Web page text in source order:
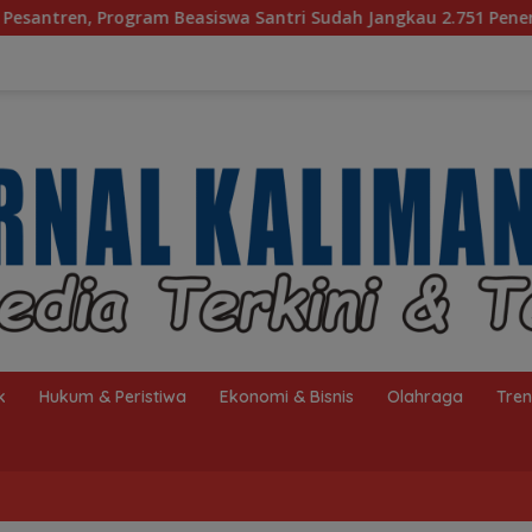
Sudah Jangkau 2.751 Penerima Bagaimana KIP
Hukum & Peristiwa Ekonomi & Bisnis Olahraga